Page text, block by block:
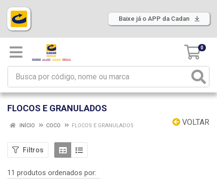
Baixe já o APP da Cadan
0
FLOCOS E GRANULADOS
VOLTAR
INÍCIO COCO FLOCOS E GRANULADOS
Filtros
11 produtos ordenados por: